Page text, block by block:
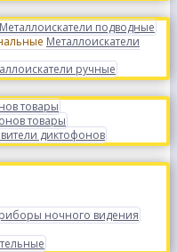
Металлоискатели подводные
Металлоискатели
ручные
товары
товары
диктофонов
ночного видения